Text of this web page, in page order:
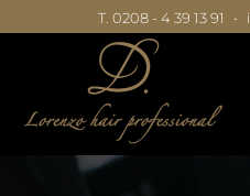
T. 0208 - 4 39 13 91 •